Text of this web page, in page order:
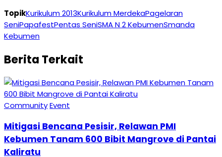
TopikKurikulum 2013Kurikulum MerdekaPagelaran
SeniPapafestPentas SeniSMA N 2 KebumenSmanda
Kebumen
Berita Terkait
CommunityEvent
Mitigasi Bencana Pesisir, Relawan PMI
Kebumen Tanam 600 Bibit Mangrove di Pantai
Kaliratu